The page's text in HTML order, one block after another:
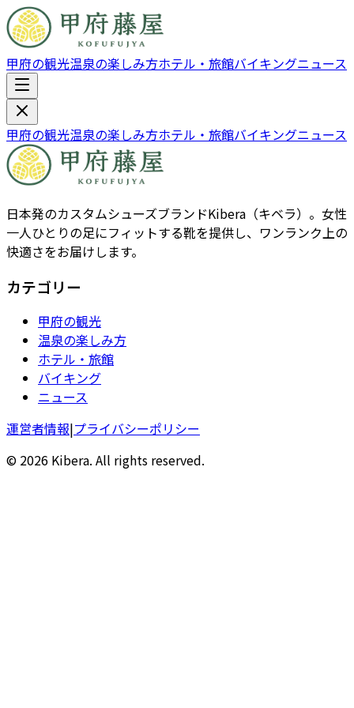
甲府の観光温泉の楽しみ方ホテル・旅館バイキングニュース
甲府の観光温泉の楽しみ方ホテル・旅館バイキングニュース
日本発のカスタムシューズブランドKibera（キベラ）。女性
一人ひとりの足にフィットする靴を提供し、ワンランク上の
快適さをお届けします。
カテゴリー
甲府の観光
温泉の楽しみ方
ホテル・旅館
バイキング
ニュース
運営者情報|プライバシーポリシー
© 2026 Kibera. All rights reserved.